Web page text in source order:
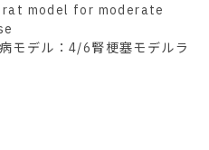
model for moderate
モデル：4/6腎梗塞モデルラ